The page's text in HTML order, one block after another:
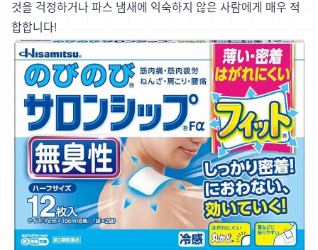
것을 걱정하거나 파스 냄새에 익숙하지 않은 사람에게 매우 적
합합니다!